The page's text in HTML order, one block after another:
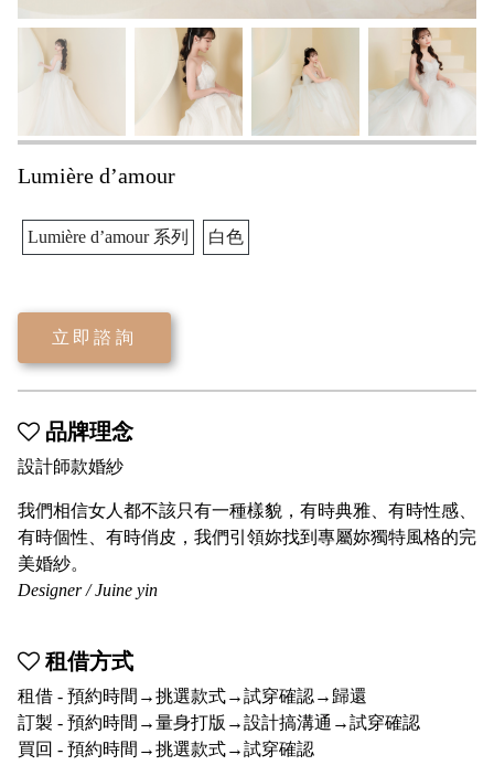
Lumière d’amour
Lumière d’amour 系列 白色
立即諮詢
品牌理念
設計師款婚紗
我們相信女人都不該只有一種樣貌，有時典雅、有時性感、
有時個性、有時俏皮，我們引領妳找到專屬妳獨特風格的完
美婚紗。
Designer / Juine yin
租借方式
租借 - 預約時間→挑選款式→試穿確認→歸還
訂製 - 預約時間→量身打版→設計搞溝通→試穿確認
買回 - 預約時間→挑選款式→試穿確認